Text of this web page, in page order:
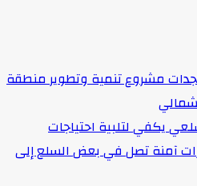
مشروع تنمية وتطوير منطقة
يكفي لتلبية احتياجات
آمنة تصل في بعض السلع إلى